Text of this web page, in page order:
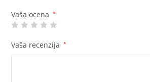
Vaša ocena *
Vaša recenzija *